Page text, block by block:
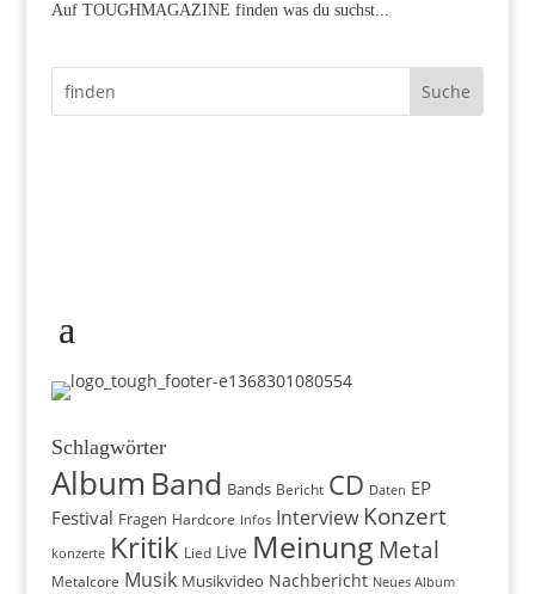
Auf TOUGHMAGAZINE finden was du suchst...
Schlagwörter
Album Band Bands Bericht CD Daten EP
Festival Fragen Hardcore Infos Interview Konzert
konzerte Kritik Lied Live Meinung Metal
Metalcore Musik Musikvideo Nachbericht Neues Album